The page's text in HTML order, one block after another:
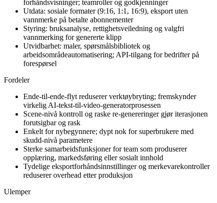
forhåndsvisninger; teamroller og godkjenninger
Utdata: sosiale formater (9:16, 1:1, 16:9), eksport uten
vannmerke på betalte abonnementer
Styring: bruksanalyse, rettighetsveiledning og valgfri
vannmerking for genererte klipp
Utvidbarhet: maler, spørsmålsbibliotek og
arbeidsområdeautomatisering; API-tilgang for bedrifter på
forespørsel
Fordeler
Ende-til-ende-flyt reduserer verktøybryting; fremskynder
virkelig AI-tekst-til-video-generatorprosessen
Scene-nivå kontroll og raske re-genereringer gjør iterasjonen
forutsigbar og rask
Enkelt for nybegynnere; dypt nok for superbrukere med
skudd-nivå parametere
Sterke samarbeidsfunksjoner for team som produserer
opplæring, markedsføring eller sosialt innhold
Tydelige eksportforhåndsinnstillinger og merkevarekontroller
reduserer overhead etter produksjon
Ulemper